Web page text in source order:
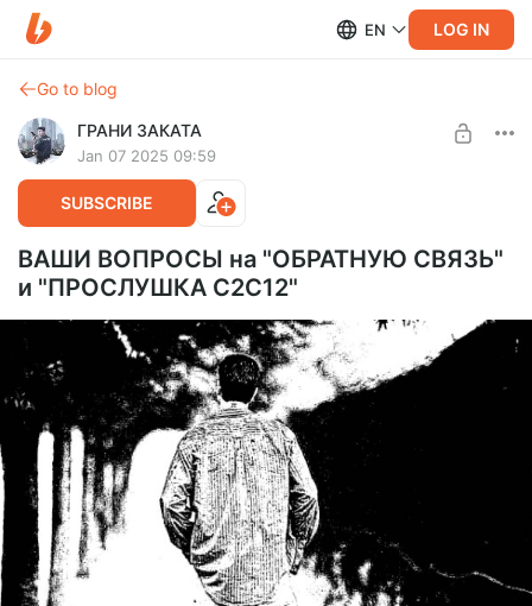
EN LOG IN
Go to blog
ГРАНИ ЗАКАТА
Jan 07 2025 09:59
SUBSCRIBE
ВАШИ ВОПРОСЫ на "ОБРАТНУЮ СВЯЗЬ"
и "ПРОСЛУШКА С2С12"